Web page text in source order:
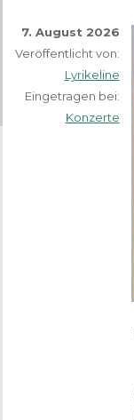
7. August 2026
Veröffentlicht von:
Lyrikeline
Eingetragen bei:
Konzerte